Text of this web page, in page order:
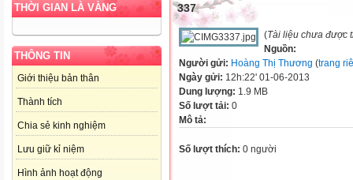
THỜI GIAN LÀ VÀNG
THÔNG TIN
Giới thiệu bản thân
Thành tích
Chia sẻ kinh nghiệm
Lưu giữ kỉ niệm
Hình ảnh hoạt động
337
(Tài liệu chưa được
Nguồn:
Người gửi: Hoàng Thị Thương (trang
Ngày gửi: 12h:22' 01-06-2013
Dung lượng: 1.9 MB
Số lượt tải: 0
Mô tả:
Số lượt thích: 0 người